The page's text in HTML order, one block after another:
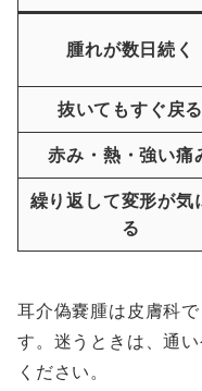
腫れが数日続く
抜いてもすぐ戻る
赤み・熱・強い痛
繰り返して変形が気
る
耳介偽嚢腫は皮膚科
す。迷うときは、通
ください。